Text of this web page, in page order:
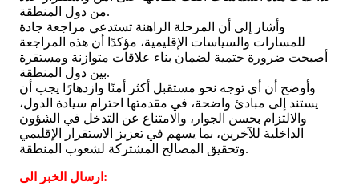
من دول المنطقة.
وأشار إلى أن المرحلة الراهنة تستدعي مراجعة جادة
للمسارات والسياسات الإقليمية، مؤكدًا أن هذه المراجعة
أصبحت ضرورة حتمية لضمان بناء علاقات متوازنة ومستقرة
بين دول المنطقة.
وأوضح أن أي توجه نحو مستقبل أكثر أمنًا وازدهارًا يجب أن
يستند إلى مبادئ واضحة، في مقدمتها احترام سيادة الدول،
والالتزام بحسن الجوار، والامتناع عن التدخل في الشؤون
الداخلية للآخرين، بما يسهم في تعزيز الاستقرار الإقليمي
وتحقيق المصالح المشتركة لشعوب المنطقة.
ارسال الخبر الى: